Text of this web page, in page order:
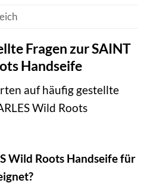
Fragen zur SAINT
Handseife
auf häufig gestellte
Wild Roots
Wild Roots Handseife für